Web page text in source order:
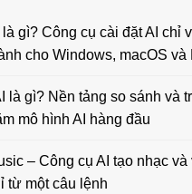
gì? Công cụ cài đặt AI chỉ
cho Windows, macOS và
là gì? Nền tảng so sánh và
mô hình AI hàng đầu
– Công cụ AI tạo nhạc và
từ một câu lệnh